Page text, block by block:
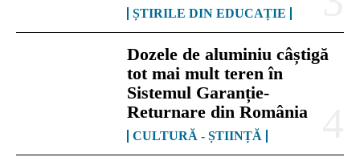
ȘTIRILE DIN EDUCAȚIE
Dozele de aluminiu câștigă
tot mai mult teren în
Sistemul Garanție-
Returnare din România
CULTURĂ - ȘTIINȚĂ